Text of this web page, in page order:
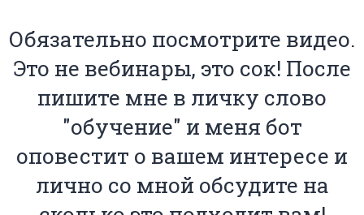
Обязательно посмотрите видео.
Это не вебинары, это сок! После
пишите мне в личку слово
"обучение" и меня бот
оповестит о вашем интересе и
лично со мной обсудите на